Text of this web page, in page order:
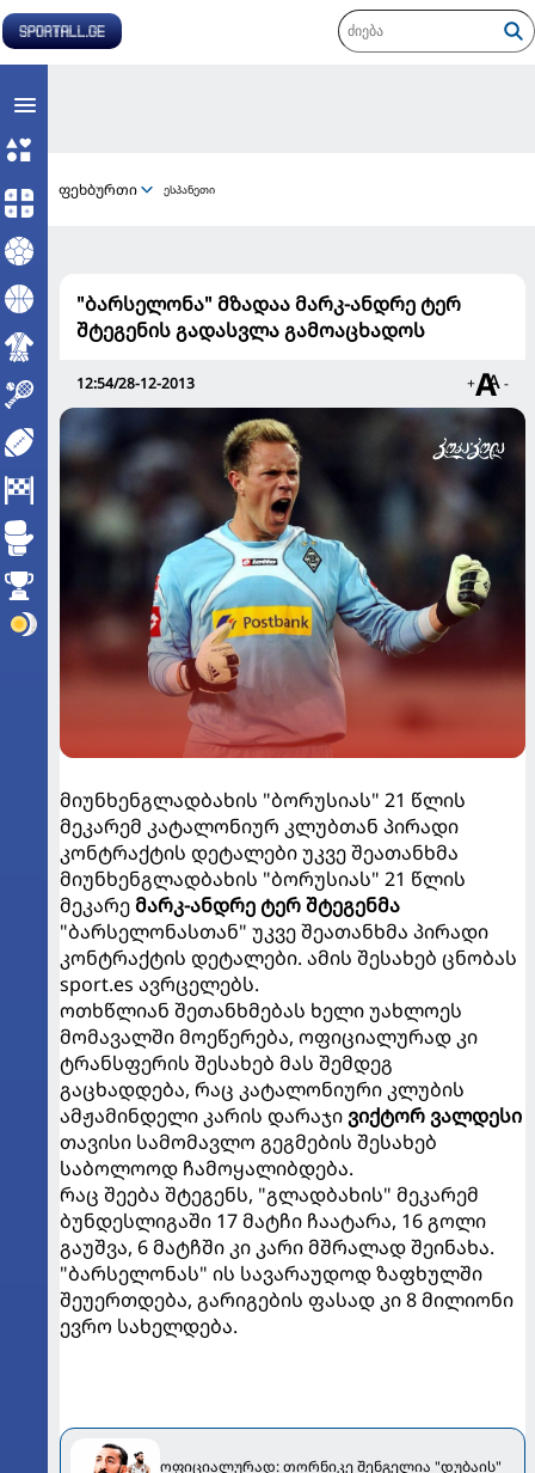
ფეხბურთი ესპანეთი
"ბარსელონა" მზადაა მარკ-ანდრე ტერ
შტეგენის გადასვლა გამოაცხადოს
12:54/28-12-2013 + -
მიუნხენგლადბახის "ბორუსიას" 21 წლის
მეკარემ კატალონიურ კლუბთან პირადი
კონტრაქტის დეტალები უკვე შეათანხმა
მიუნხენგლადბახის "ბორუსიას" 21 წლის
მეკარემარკ-ანდრე ტერ შტეგენმა
"ბარსელონასთან" უკვე შეათანხმა პირადი
კონტრაქტის დეტალები. ამის შესახებ ცნობას
sport.es ავრცელებს.
ოთხწლიან შეთანხმებას ხელი უახლოეს
მომავალში მოეწერება, ოფიციალურად კი
ტრანსფერის შესახებ მას შემდეგ
გაცხადდება, რაც კატალონიური კლუბის
ამჟამინდელი კარის დარაჯივიქტორ ვალდესი
თავისი სამომავლო გეგმების შესახებ
საბოლოოდ ჩამოყალიბდება.
რაც შეება შტეგენს, "გლადბახის" მეკარემ
ბუნდესლიგაში 17 მატჩი ჩაატარა, 16 გოლი
გაუშვა, 6 მატჩში კი კარი მშრალად შეინახა.
"ბარსელონას" ის სავარაუდოდ ზაფხულში
შეუერთდება, გარიგების ფასად კი 8 მილიონი
ევრო სახელდება.
ოფიციალურად: თორნიკე შენგელია "დუბაის"